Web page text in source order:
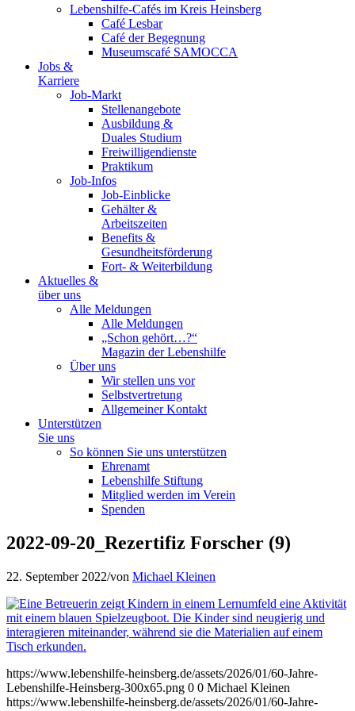
Lebenshilfe-Cafés im Kreis Heinsberg
Café Lesbar
Café der Begegnung
Museumscafé SAMOCCA
Jobs &
Karriere
Job-Markt
Stellenangebote
Ausbildung &
Duales Studium
Freiwilligendienste
Praktikum
Job-Infos
Job-Einblicke
Gehälter &
Arbeitszeiten
Benefits &
Gesundheitsförderung
Fort- & Weiterbildung
Aktuelles &
über uns
Alle Meldungen
Alle Meldungen
„Schon gehört…?“
Magazin der Lebenshilfe
Über uns
Wir stellen uns vor
Selbstvertretung
Allgemeiner Kontakt
Unterstützen
Sie uns
So können Sie uns unterstützen
Ehrenamt
Lebenshilfe Stiftung
Mitglied werden im Verein
Spenden
2022-09-20_Rezertifiz Forscher (9)
22. September 2022/von Michael Kleinen
https://www.lebenshilfe-heinsberg.de/assets/2026/01/60-Jahre-
Lebenshilfe-Heinsberg-300x65.png 0 0 Michael Kleinen
https://www.lebenshilfe-heinsberg.de/assets/2026/01/60-Jahre-